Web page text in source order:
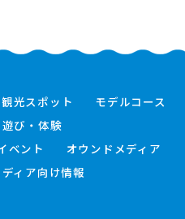
観光スポット
モデルコース
遊び・体験
ベント
オウンドメディア
ィア向け情報